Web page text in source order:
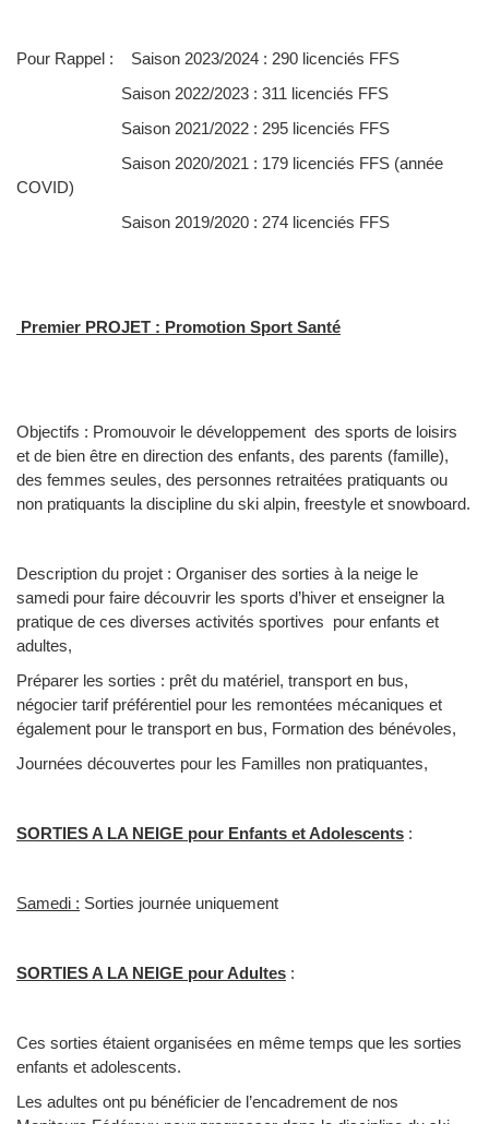
Pour Rappel : Saison 2023/2024 : 290 licenciés FFS
Saison 2022/2023 : 311 licenciés FFS
Saison 2021/2022 : 295 licenciés FFS
Saison 2020/2021 : 179 licenciés FFS (année
COVID)
Saison 2019/2020 : 274 licenciés FFS
Premier PROJET : Promotion Sport Santé
Objectifs : Promouvoir le développement des sports de loisirs
et de bien être en direction des enfants, des parents (famille),
des femmes seules, des personnes retraitées pratiquants ou
non pratiquants la discipline du ski alpin, freestyle et snowboard.
Description du projet : Organiser des sorties à la neige le
samedi pour faire découvrir les sports d’hiver et enseigner la
pratique de ces diverses activités sportives pour enfants et
adultes,
Préparer les sorties : prêt du matériel, transport en bus,
négocier tarif préférentiel pour les remontées mécaniques et
également pour le transport en bus, Formation des bénévoles,
Journées découvertes pour les Familles non pratiquantes,
SORTIES A LA NEIGE pour Enfants et Adolescents :
Samedi : Sorties journée uniquement
SORTIES A LA NEIGE pour Adultes :
Ces sorties étaient organisées en même temps que les sorties
enfants et adolescents.
Les adultes ont pu bénéficier de l’encadrement de nos